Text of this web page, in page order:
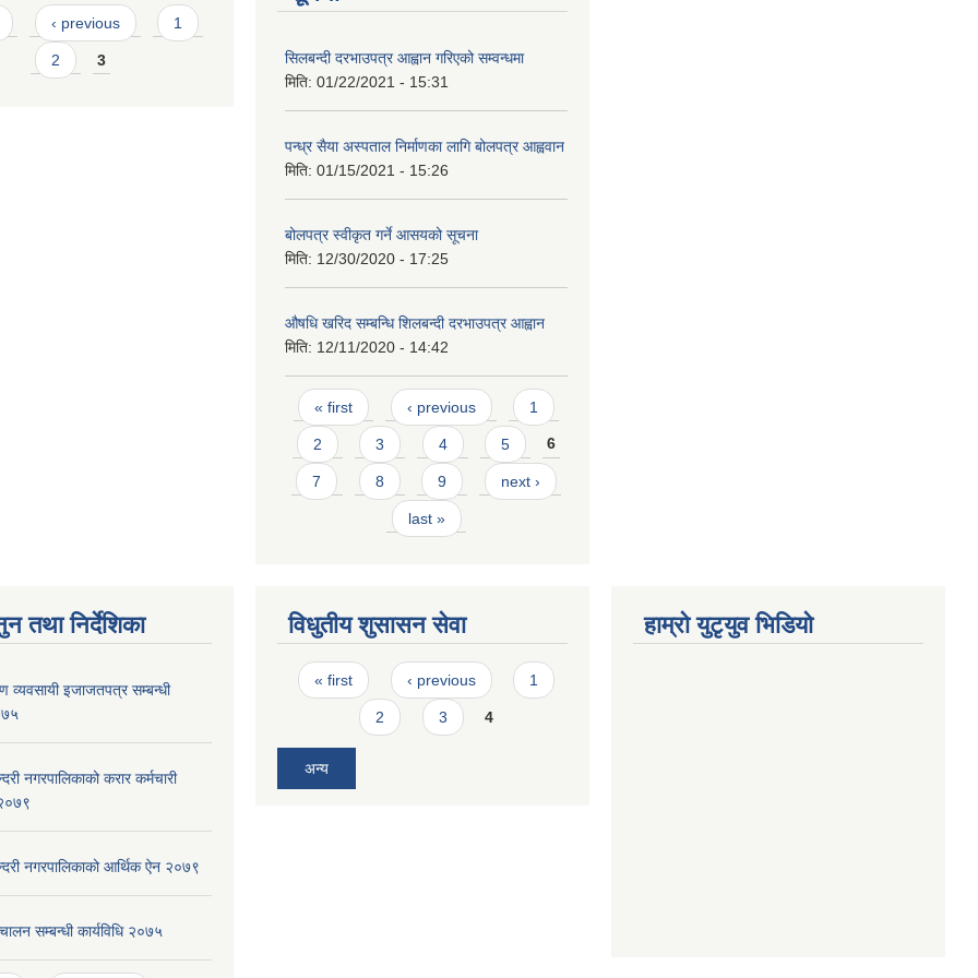
‹ previous 1
2 3
सिलबन्दी दरभाउपत्र आह्वान गरिएको सम्वन्धमा
मिति: 01/22/2021 - 15:31
पन्ध्र सैया अस्पताल निर्माणका लागि बोलपत्र आह्ववान
मिति: 01/15/2021 - 15:26
बोलपत्र स्वीकृत गर्ने आसयको सूचना
मिति: 12/30/2020 - 17:25
औषधि खरिद सम्बन्धि शिलबन्दी दरभाउपत्र आह्वान
मिति: 12/11/2020 - 14:42
Pages
« first ‹ previous 1
2 3 4 5 6
7 8 9 next ›
last »
तथा निर्देशिका
व्यवसायी इजाजतपत्र सम्बन्धी
नगरपालिकाको करार कर्मचारी
नगरपालिकाको आर्थिक ऐन २०७९
सम्बन्धी कार्यविधि २०७५
विधुतीय शुसासन सेवा
Pages
« first ‹ previous 1
2 3 4
अन्य
हाम्राे युटृयुव भिडियाे